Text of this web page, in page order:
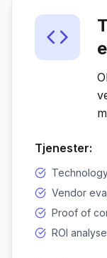
Tjenester:
Vendor
Proof of
ROI analyse